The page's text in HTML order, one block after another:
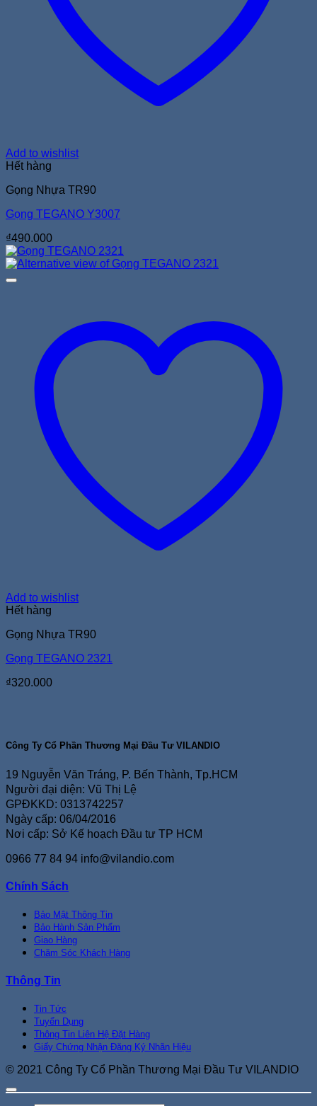
Add to wishlist
Hết hàng
Gọng Nhựa TR90
Gọng TEGANO Y3007
₫490.000
Add to wishlist
Hết hàng
Gọng Nhựa TR90
Gọng TEGANO 2321
₫320.000
Công Ty Cổ Phần Thương Mại Đầu Tư VILANDIO
19 Nguyễn Văn Tráng, P. Bến Thành, Tp.HCM
Người đại diện: Vũ Thị Lệ
GPĐKKD: 0313742257
Ngày cấp: 06/04/2016
Nơi cấp: Sở Kế hoạch Đầu tư TP HCM
0966 77 84 94 info@vilandio.com
Chính Sách
Bảo Mật Thông Tin
Bảo Hành Sản Phẩm
Giao Hàng
Chăm Sóc Khách Hàng
Thông Tin
Tin Tức
Tuyển Dụng
Thông Tin Liên Hệ Đặt Hàng
Giấy Chứng Nhận Đăng Ký Nhãn Hiệu
© 2021 Công Ty Cổ Phần Thương Mại Đầu Tư VILANDIO